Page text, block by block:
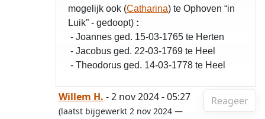
mogelijk ook (Catharina) te Ophoven “in
Luik” - gedoopt) :
- Joannes ged. 15-03-1765 te Herten
- Jacobus ged. 22-03-1769 te Heel
- Theodorus ged. 14-03-1778 te Heel
Reageer
Willem H. - 2 nov 2024 - 05:27
(laatst bijgewerkt 2 nov 2024 —